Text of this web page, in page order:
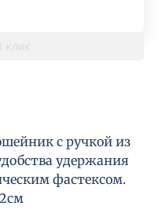
с ручкой из
удержания
фастексом.